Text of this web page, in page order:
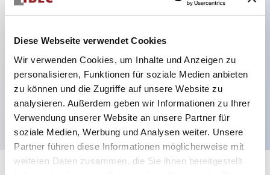
Diese Webseite verwendet Cookies
Wir verwenden Cookies, um Inhalte und Anzeigen zu
personalisieren, Funktionen für soziale Medien anbieten
zu können und die Zugriffe auf unsere Website zu
analysieren. Außerdem geben wir Informationen zu Ihrer
Verwendung unserer Website an unsere Partner für
soziale Medien, Werbung und Analysen weiter. Unsere
Partner führen diese Informationen möglicherweise mit
weiteren Daten zusammen, die Sie ihnen bereitgestellt
Hauptmerkmale
3-Position-Schalter: 2 Kontakte, mit
Notausschalter, gelbe Silikonkautschukabdeckung,
interner Anschluss